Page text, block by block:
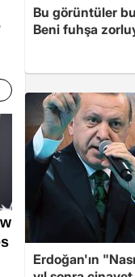
Bu görüntüler
Beni fuhşa
Erdoğan'ın